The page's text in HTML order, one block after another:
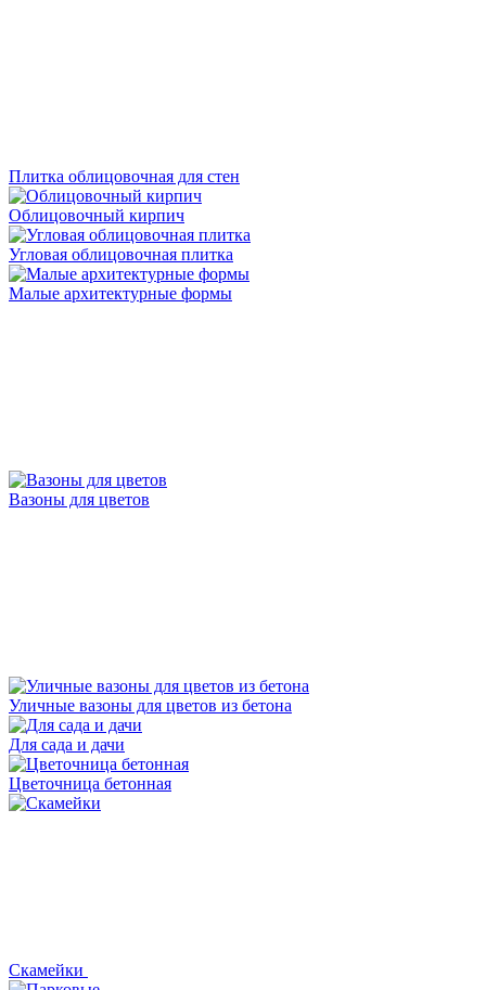
Плитка облицовочная для стен
Облицовочный кирпич
Угловая облицовочная плитка
Малые архитектурные формы
Вазоны для цветов
Уличные вазоны для цветов из бетона
Для сада и дачи
Цветочница бетонная
Скамейки